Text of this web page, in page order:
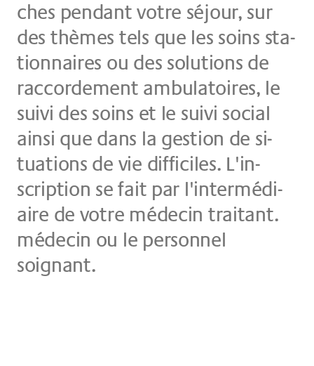
ches pen­dant vot­re sé­jour, sur
des thè­mes tels que les soins sta­
ti­onn­aires ou des so­lu­ti­ons de
rac­cor­de­ment am­bu­la­toires, le
sui­vi des soins et le sui­vi so­cial
ain­si que dans la ge­sti­on de si­
tua­ti­ons de vie dif­fi­ci­les. L'in­
scrip­ti­on se fait par l'in­ter­mé­di­
ai­re de vot­re mé­de­cin trai­tant.
mé­de­cin ou le per­son­nel
soignant.